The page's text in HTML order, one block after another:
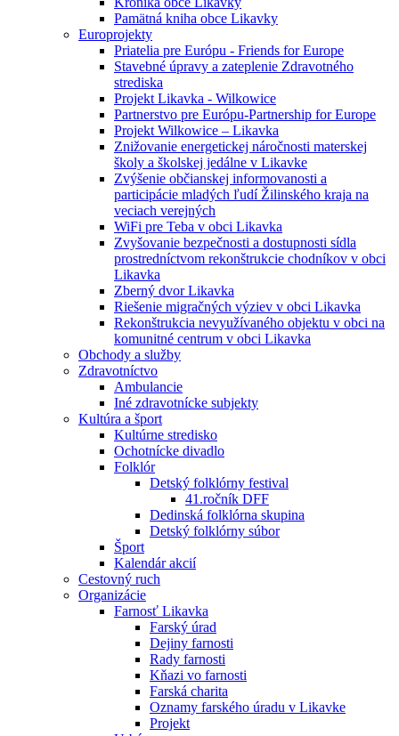
Pamätná kniha obce Likavky
Europrojekty
Priatelia pre Európu - Friends for Europe
Stavebné úpravy a zateplenie Zdravotného
strediska
Projekt Likavka - Wilkowice
Partnerstvo pre Európu-Partnership for Europe
Projekt Wilkowice – Likavka
Znižovanie energetickej náročnosti materskej
školy a školskej jedálne v Likavke
Zvýšenie občianskej informovanosti a
participácie mladých ľudí Žilinského kraja na
veciach verejných
WiFi pre Teba v obci Likavka
Zvyšovanie bezpečnosti a dostupnosti sídla
prostredníctvom rekonštrukcie chodníkov v obci
Likavka
Zberný dvor Likavka
Riešenie migračných výziev v obci Likavka
Rekonštrukcia nevyužívaného objektu v obci na
komunitné centrum v obci Likavka
Obchody a služby
Zdravotníctvo
Ambulancie
Iné zdravotnícke subjekty
Kultúra a šport
Kultúrne stredisko
Ochotnícke divadlo
Folklór
Detský folklórny festival
41.ročník DFF
Dedinská folklórna skupina
Detský folklórny súbor
Šport
Kalendár akcií
Cestovný ruch
Organizácie
Farnosť Likavka
Farský úrad
Dejiny farnosti
Rady farnosti
Kňazi vo farnosti
Farská charita
Oznamy farského úradu v Likavke
Projekt